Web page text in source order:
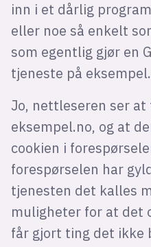
inn i et dårlig
eller noe så enkelt
som egentlig gjør en
tjeneste på
Jo, nettleseren ser
eksempel.no, og at
cookien i
forespørselen har
tjenesten det kalles
muligheter for at det
får gjort ting det ikke